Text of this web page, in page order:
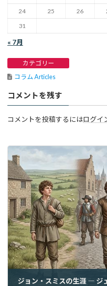
24
25 26
31
« 7月
カテゴリー
コラム Articles
コメントを残す
コメントを投稿するにはログイ
ジョン・スミスの生涯 ― ジ